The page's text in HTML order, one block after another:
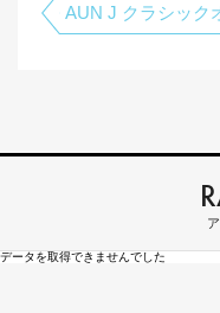
AUN J クラシック
データを取得できませんでした